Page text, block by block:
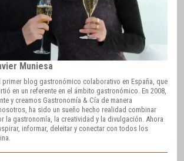
Muniesa
primer blog gastronómico colaborativo en España, que
en un referente en el ámbito gastronómico. En 2008,
y creamos Gastronomía & Cía de manera
ha sido un sueño hecho realidad combinar
la gastronomía, la creatividad y la divulgación. Ahora
informar, deleitar y conectar con todos los